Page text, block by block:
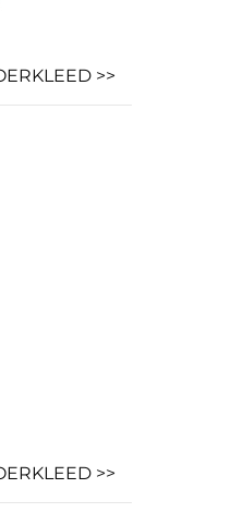
>>
>>